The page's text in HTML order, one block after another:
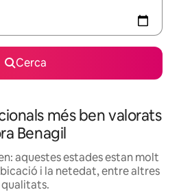
Cerca
més ben valorats
Benagil
aquestes estades estan molt
i la netedat, entre altres
qualitats.